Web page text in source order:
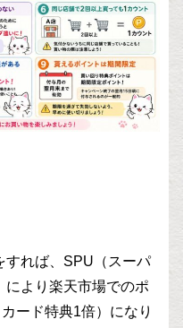
すれば、SPU（スーパ
により楽天市場でのポ
ード特典1倍）になり